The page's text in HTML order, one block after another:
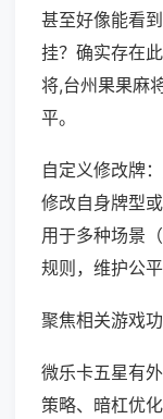
甚至好像能看
挂？确实存在
将,台州果果麻
平。
自定义修改牌
修改自身牌型
用于多种场景
规则，维护公平
聚焦相关游戏
微乐卡五星有
策略、暗杠优